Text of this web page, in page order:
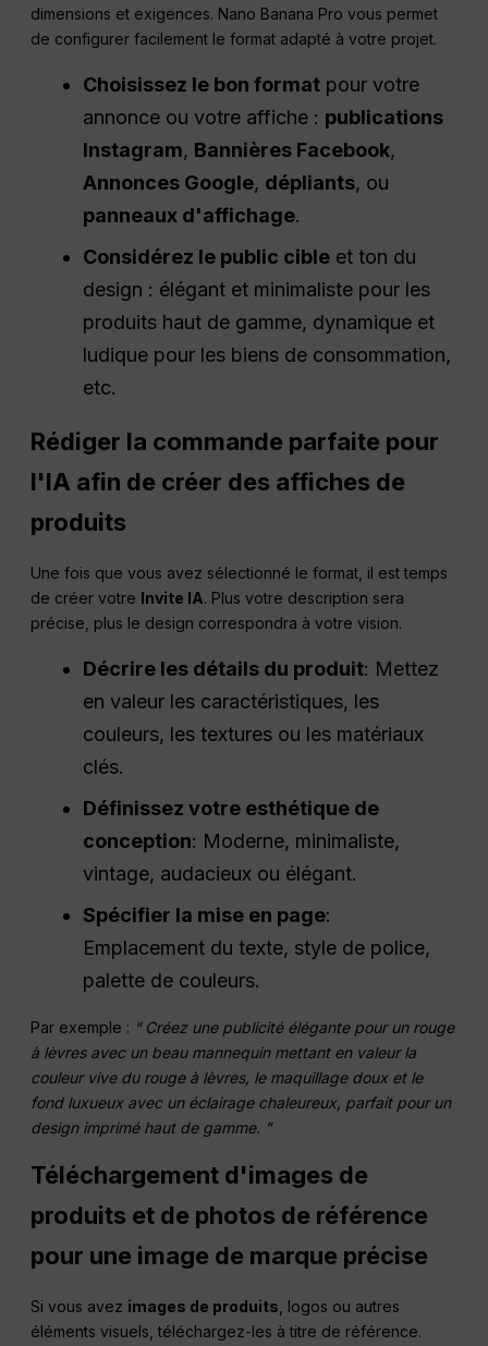
dimensions et exigences. Nano Banana Pro vous permet
de configurer facilement le format adapté à votre projet.
Choisissez le bon format pour votre
annonce ou votre affiche : publications
Instagram, Bannières Facebook,
Annonces Google, dépliants, ou
panneaux d'affichage.
Considérez le public cible et ton du
design : élégant et minimaliste pour les
produits haut de gamme, dynamique et
ludique pour les biens de consommation,
etc.
Rédiger la commande parfaite pour
l'IA afin de créer des affiches de
produits
Une fois que vous avez sélectionné le format, il est temps
de créer votre Invite IA. Plus votre description sera
précise, plus le design correspondra à votre vision.
Décrire les détails du produit: Mettez
en valeur les caractéristiques, les
couleurs, les textures ou les matériaux
clés.
Définissez votre esthétique de
conception: Moderne, minimaliste,
vintage, audacieux ou élégant.
Spécifier la mise en page:
Emplacement du texte, style de police,
palette de couleurs.
Par exemple : “ Créez une publicité élégante pour un rouge
à lèvres avec un beau mannequin mettant en valeur la
couleur vive du rouge à lèvres, le maquillage doux et le
fond luxueux avec un éclairage chaleureux, parfait pour un
design imprimé haut de gamme. ”
Téléchargement d'images de
produits et de photos de référence
pour une image de marque précise
Si vous avez images de produits, logos ou autres
éléments visuels, téléchargez-les à titre de référence.